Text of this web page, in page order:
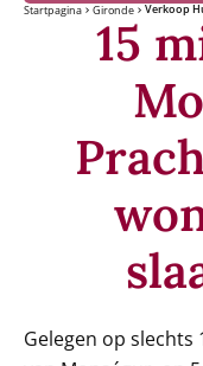
Startpagina Gironde Verkoop
15
Gelegen op